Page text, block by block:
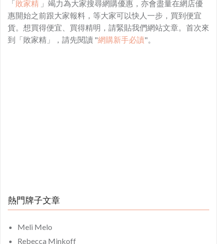
「敗家精 」竭力為大家搜尋網購優惠，亦會盡量在網店優
惠開始之前跟大家報料，等大家可以快人一步，買到便宜
貨。想買得便宜、買得精明，請緊貼我們網站文章。首次來
到「敗家精」，請先閱讀 "網購新手必讀"。
熱門牌子文章
Meli Melo
Rebecca Minkoff